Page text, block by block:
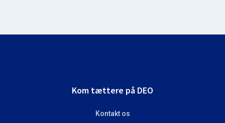
Kom tættere på DEO
Kontakt os